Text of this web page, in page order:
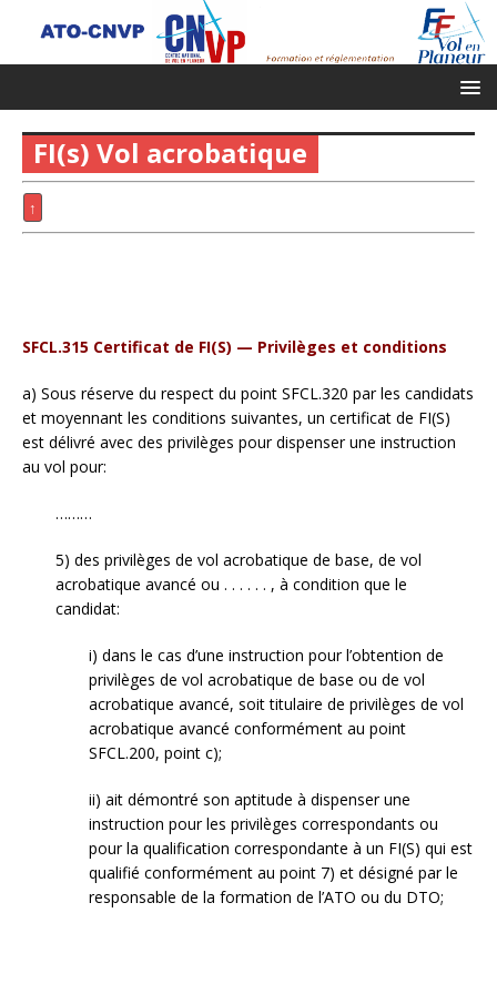
FI(s) Vol acrobatique
↑
SFCL.315 Certificat de FI(S) — Privilèges et conditions
a) Sous réserve du respect du point SFCL.320 par les candidats
et moyennant les conditions suivantes, un certificat de FI(S)
est délivré avec des privilèges pour dispenser une instruction
au vol pour:
………
5) des privilèges de vol acrobatique de base, de vol
acrobatique avancé ou . . . . . . , à condition que le
candidat:
i) dans le cas d’une instruction pour l’obtention de
privilèges de vol acrobatique de base ou de vol
acrobatique avancé, soit titulaire de privilèges de vol
acrobatique avancé conformément au point
SFCL.200, point c);
ii) ait démontré son aptitude à dispenser une
instruction pour les privilèges correspondants ou
pour la qualification correspondante à un FI(S) qui est
qualifié conformément au point 7) et désigné par le
responsable de la formation de l’ATO ou du DTO;